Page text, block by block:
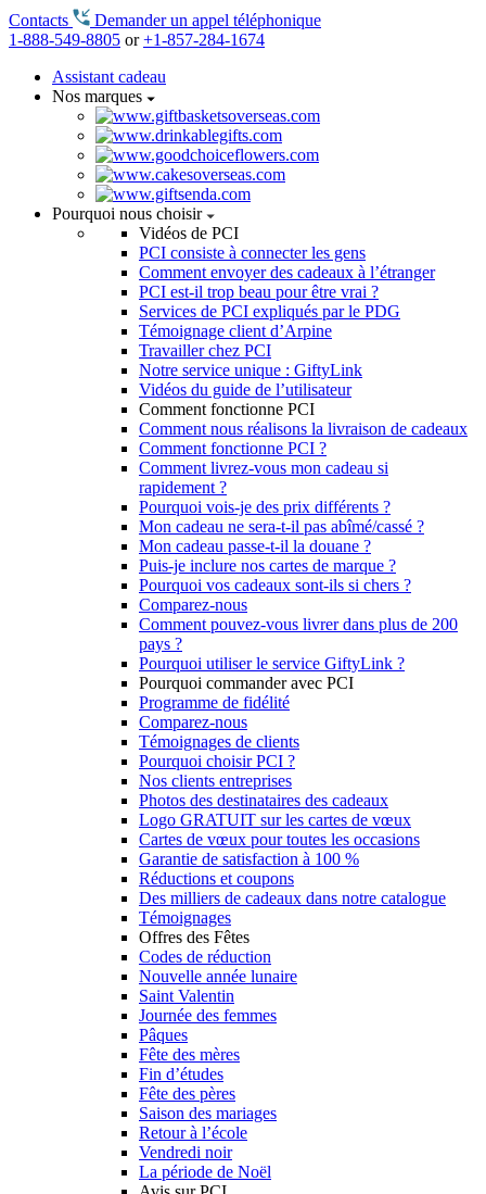
Contacts
Demander un appel téléphonique
1-888-549-8805 or+1-857-284-1674
Assistant cadeau
Nos marques
Pourquoi nous choisir
Vidéos de PCI
PCI consiste à connecter les gens
Comment envoyer des cadeaux à l’étranger
PCI est-il trop beau pour être vrai ?
Services de PCI expliqués par le PDG
Témoignage client d’Arpine
Travailler chez PCI
Notre service unique : GiftyLink
Vidéos du guide de l’utilisateur
Comment fonctionne PCI
Comment nous réalisons la livraison de cadeaux
Comment fonctionne PCI ?
Comment livrez-vous mon cadeau si
rapidement ?
Pourquoi vois-je des prix différents ?
Mon cadeau ne sera-t-il pas abîmé/cassé ?
Mon cadeau passe-t-il la douane ?
Puis-je inclure nos cartes de marque ?
Pourquoi vos cadeaux sont-ils si chers ?
Comparez-nous
Comment pouvez-vous livrer dans plus de 200
pays ?
Pourquoi utiliser le service GiftyLink ?
Pourquoi commander avec PCI
Programme de fidélité
Comparez-nous
Témoignages de clients
Pourquoi choisir PCI ?
Nos clients entreprises
Photos des destinataires des cadeaux
Logo GRATUIT sur les cartes de vœux
Cartes de vœux pour toutes les occasions
Garantie de satisfaction à 100 %
Réductions et coupons
Des milliers de cadeaux dans notre catalogue
Témoignages
Offres des Fêtes
Codes de réduction
Nouvelle année lunaire
Saint Valentin
Journée des femmes
Pâques
Fête des mères
Fin d’études
Fête des pères
Saison des mariages
Retour à l’école
Vendredi noir
La période de Noël